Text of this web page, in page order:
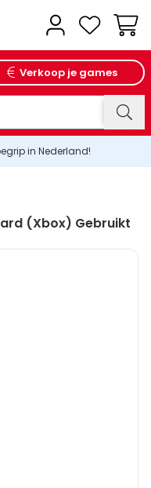
Verkoop je games
in Nederland!
(Xbox) Gebruikt